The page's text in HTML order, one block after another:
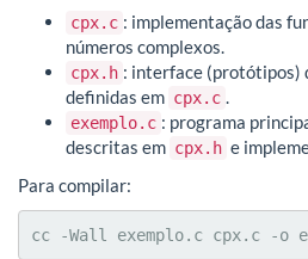
cpx.c : implementação das
números complexos.
cpx.h : interface (protótipos)
definidas em cpx.c .
exemplo.c : programa
descritas em cpx.h e
Para compilar:
cc -Wall exemplo.c cpx.c -o